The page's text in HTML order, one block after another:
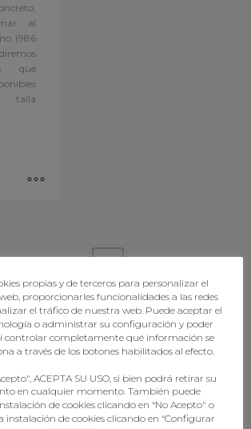
al
(986
que
formación
propias y de terceros para personalizar el
proporcionarles funcionalidades a las redes
el tráfico de nuestra web. Puede aceptar el
o administrar su configuración y poder
controlar completamente qué información se
a través de los botones habilitados al efecto.
ACEPTA SU USO, si bien podrá retirar su
en cualquier momento. También puede
de cookies clicando en “No Acepto" o
instalación de cookies clicando en “Configurar